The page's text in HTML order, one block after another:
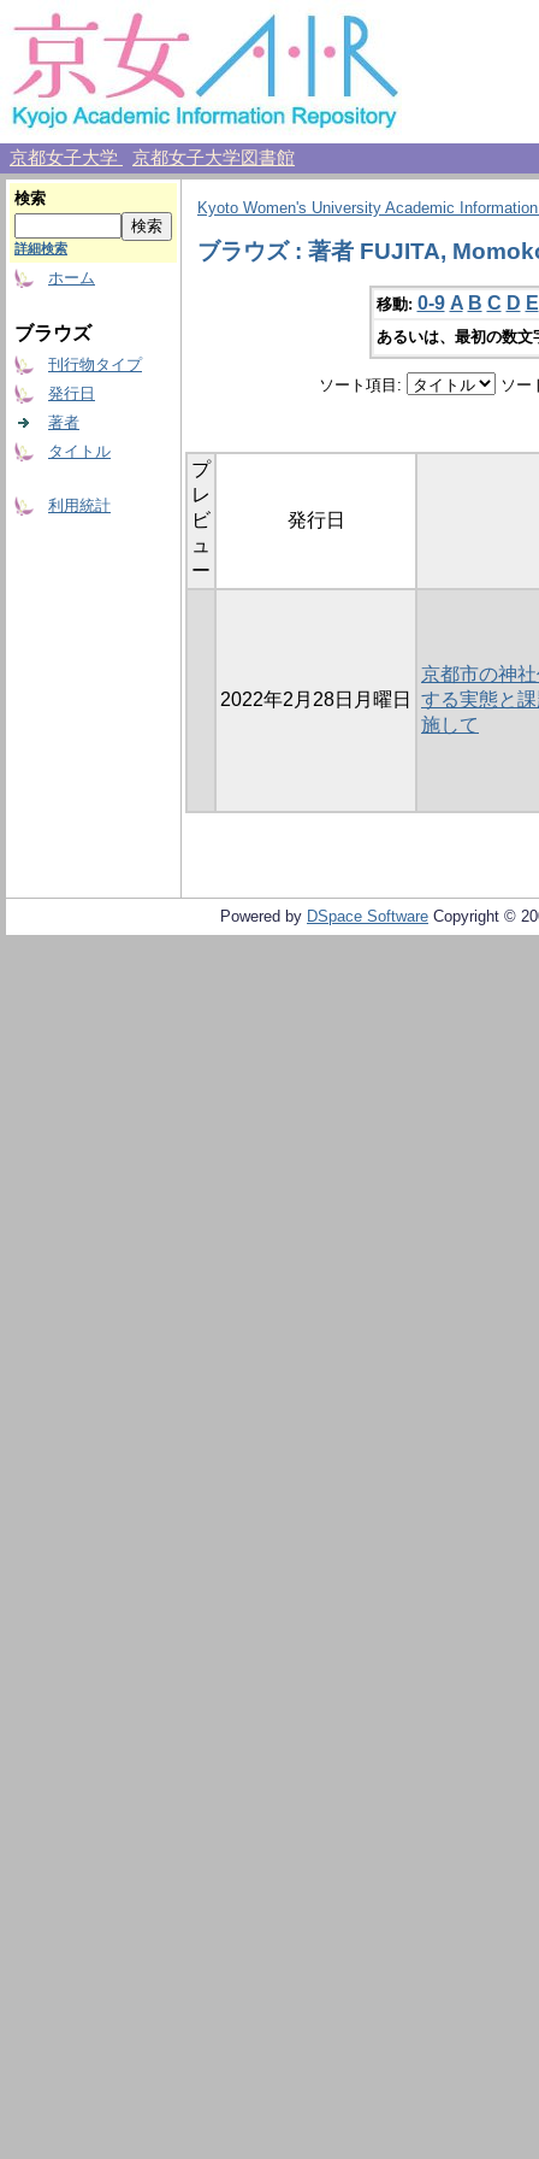
京都女子大学 京都女子大学図書館
検索
詳細検索
ホーム
ブラウズ
刊行物タイプ
発行日
著者
タイトル
利用統計
Kyoto Women's University Academic
ブラウズ : 著者 FUJITA,
移動: 0-9 A B C D E
あるいは、最初の数
ソート項目: ソー
プ
レ
ビ
ュ
ー
発行日
2022年2月28日月曜日
京都市の神
する実態と
施して
Powered by DSpace Software Copyright ©